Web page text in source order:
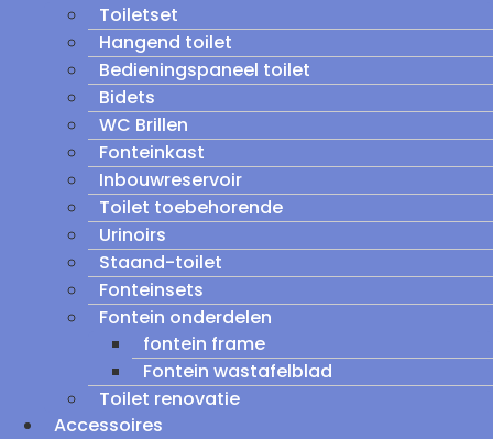
Toiletset
Hangend toilet
Bedieningspaneel toilet
Bidets
WC Brillen
Fonteinkast
Inbouwreservoir
Toilet toebehorende
Urinoirs
Staand-toilet
Fonteinsets
Fontein onderdelen
fontein frame
Fontein wastafelblad
Toilet renovatie
Accessoires